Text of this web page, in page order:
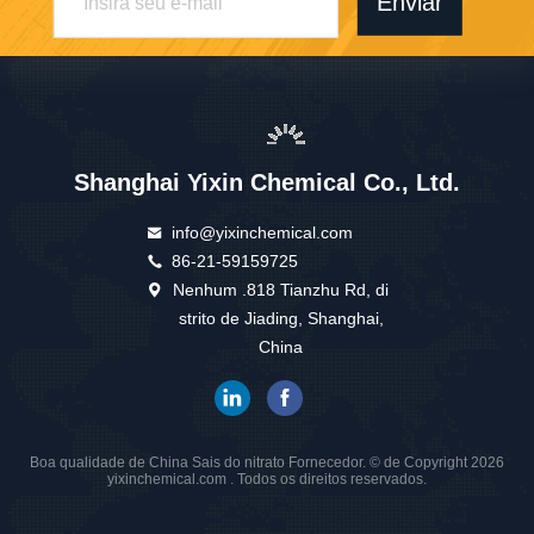
Shanghai Yixin Chemical Co., Ltd.
info@yixinchemical.com
86-21-59159725
Nenhum .818 Tianzhu Rd, di
strito de Jiading, Shanghai,
China
Boa qualidade de China Sais do nitrato Fornecedor. © de Copyright 2026
yixinchemical.com . Todos os direitos reservados.